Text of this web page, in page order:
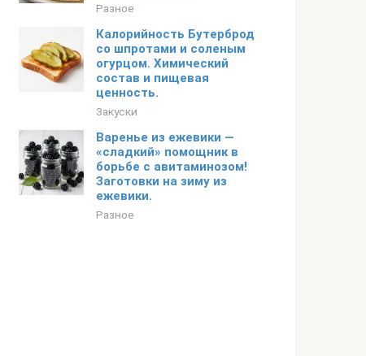
Разное
Калорийность Бутерброд
со шпротами и соленым
огурцом. Химический
состав и пищевая
ценность.
Закуски
Варенье из ежевики —
«сладкий» помощник в
борьбе с авитаминозом!
Заготовки на зиму из
ежевики.
Разное